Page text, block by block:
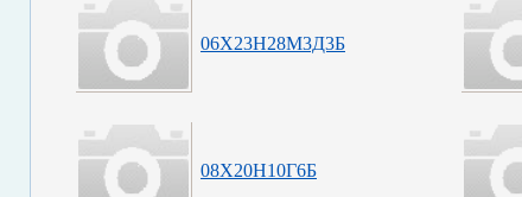
06Х23Н28М3Д3Б
08Х20Н10Г6Б